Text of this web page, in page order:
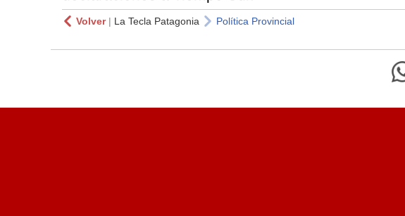
Volver| La Tecla Patagonia Política Provincial